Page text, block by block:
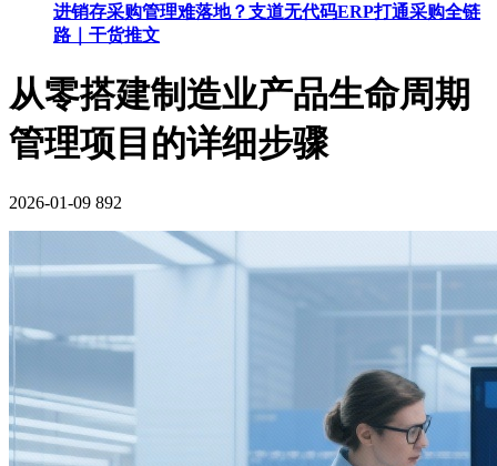
进销存采购管理难落地？支道无代码ERP打通采购全链
路｜干货推文
从零搭建制造业产品生命周期
管理项目的详细步骤
2026-01-09 892